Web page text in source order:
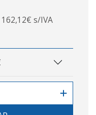
162,12€ s/IVA